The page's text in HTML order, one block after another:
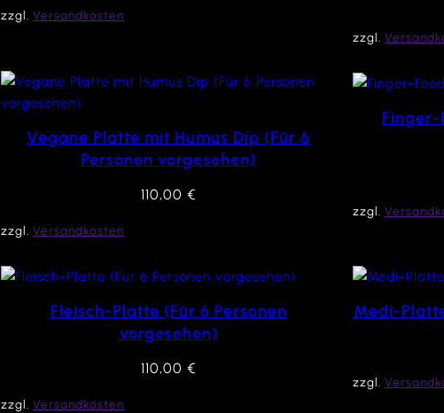
zzgl.Versandkosten
zzgl.
Vegane Platte mit Humus Dip (Für 6
Personen vorgesehen)
110,00 €
zzgl.Versandkosten
Finger-
zzgl.
Fleisch-Platte (Für 6 Personen
vorgesehen)
110,00 €
zzgl.Versandkosten
Medi-
zzgl.